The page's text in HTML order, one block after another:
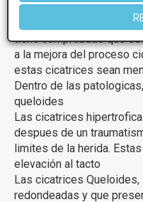
Es importantisimo que
mantenga un período de
tiene comprobado que
a la mejora del proceso
estas cicatrices sean
Dentro de las
queloides
Las cicatrices
despues de un
limites de la herida.
elevación al tacto
Las cicatrices
redondeadas y que